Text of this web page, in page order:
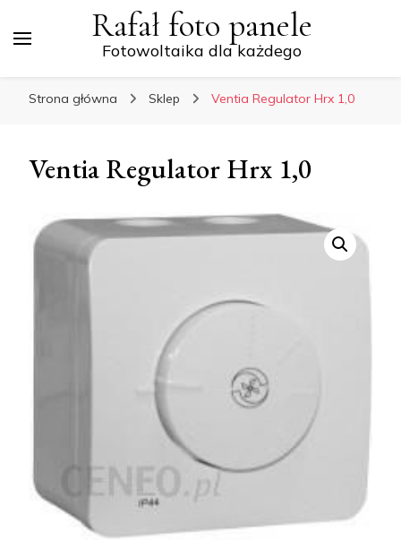
Rafał foto panele
Fotowoltaika dla każdego
Strona główna Sklep Ventia Regulator Hrx 1,0
Ventia Regulator Hrx 1,0